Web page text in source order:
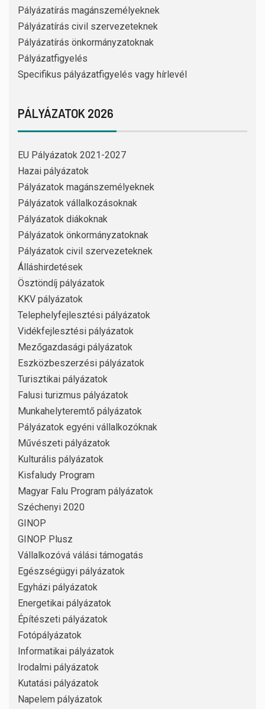
Pályázatírás magánszemélyeknek
Pályázatírás civil szervezeteknek
Pályázatírás önkormányzatoknak
Pályázatfigyelés
Specifikus pályázatfigyelés vagy hírlevél
PÁLYÁZATOK 2026
EU Pályázatok 2021-2027
Hazai pályázatok
Pályázatok magánszemélyeknek
Pályázatok vállalkozásoknak
Pályázatok diákoknak
Pályázatok önkormányzatoknak
Pályázatok civil szervezeteknek
Álláshirdetések
Ösztöndíj pályázatok
KKV pályázatok
Telephelyfejlesztési pályázatok
Vidékfejlesztési pályázatok
Mezőgazdasági pályázatok
Eszközbeszerzési pályázatok
Turisztikai pályázatok
Falusi turizmus pályázatok
Munkahelyteremtő pályázatok
Pályázatok egyéni vállalkozóknak
Művészeti pályázatok
Kulturális pályázatok
Kisfaludy Program
Magyar Falu Program pályázatok
Széchenyi 2020
GINOP
GINOP Plusz
Vállalkozóvá válási támogatás
Egészségügyi pályázatok
Egyházi pályázatok
Energetikai pályázatok
Építészeti pályázatok
Fotópályázatok
Informatikai pályázatok
Irodalmi pályázatok
Kutatási pályázatok
Napelem pályázatok